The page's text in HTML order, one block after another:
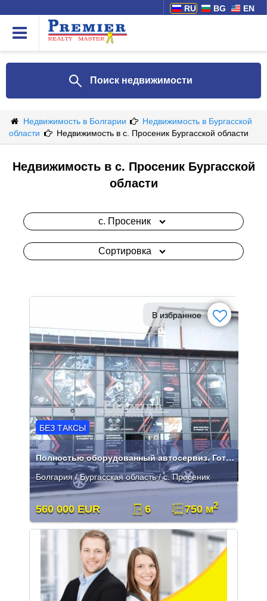
RU BG EN
Поиск недвижимости
Недвижимость в Болгарии
Недвижимость в Бургасской
области
Недвижимость в с. Просеник Бургасской области
Недвижимость в с. Просеник Бургасской
области
с. Просеник
Сортировка
В избранное
БЕЗ ТАКСЫ
Полностью оборудованный автосервиз. Готовый бизнес с высоким доходом
Болгария / Бургасская область / с. Просеник
560 000 EUR 6 750 м2